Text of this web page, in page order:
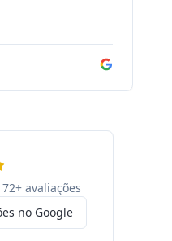
avaliações
no Google